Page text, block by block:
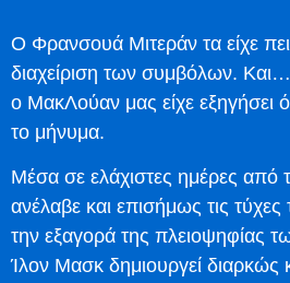
Ο Φρανσουά Μιτεράν τα είχε
διαχείριση των συμβόλων.
ο ΜακΛούαν μας είχε εξηγήσει
το μήνυμα.
Μέσα σε ελάχιστες ημέρες από
ανέλαβε και επισήμως τις
την εξαγορά της πλειοψηφίας
Ίλον Μασκ δημιουργεί διαρκώς